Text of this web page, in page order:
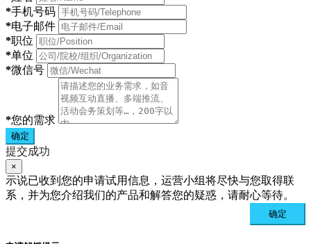
*手机号码
*电子邮件
*职位
*单位
*微信号
*您的需求
确定
提交成功
×
示说已收到您的申请试用信息，运营小组将尽快与您取得联
系，并为您介绍我们的产品和解答您的疑惑，请耐心等待。
确定